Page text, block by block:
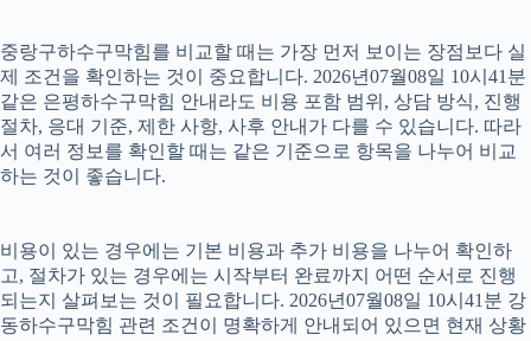
중랑구하수구막힘를 비교할 때는 가장 먼저 보이는 장점보다 실
제 조건을 확인하는 것이 중요합니다. 2026년07월08일 10시41분
같은 은평하수구막힘 안내라도 비용 포함 범위, 상담 방식, 진행
절차, 응대 기준, 제한 사항, 사후 안내가 다를 수 있습니다. 따라
서 여러 정보를 확인할 때는 같은 기준으로 항목을 나누어 비교
하는 것이 좋습니다.
비용이 있는 경우에는 기본 비용과 추가 비용을 나누어 확인하
고, 절차가 있는 경우에는 시작부터 완료까지 어떤 순서로 진행
되는지 살펴보는 것이 필요합니다. 2026년07월08일 10시41분 강
동하수구막힘 관련 조건이 명확하게 안내되어 있으면 현재 상황